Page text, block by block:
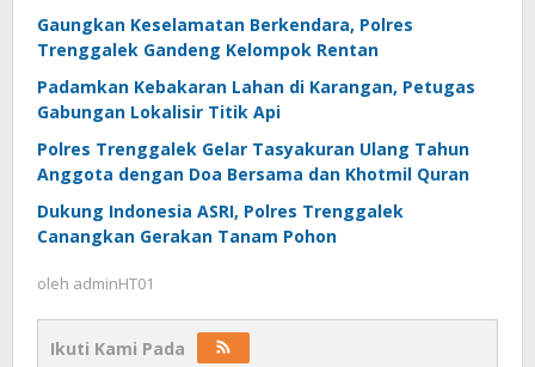
Gaungkan Keselamatan Berkendara, Polres
Trenggalek Gandeng Kelompok Rentan
Padamkan Kebakaran Lahan di Karangan, Petugas
Gabungan Lokalisir Titik Api
Polres Trenggalek Gelar Tasyakuran Ulang Tahun
Anggota dengan Doa Bersama dan Khotmil Quran
Dukung Indonesia ASRI, Polres Trenggalek
Canangkan Gerakan Tanam Pohon
oleh adminHT01
Ikuti Kami Pada